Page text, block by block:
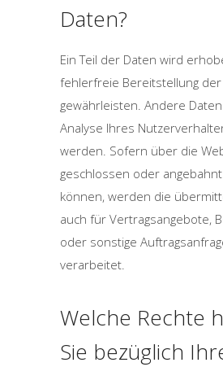
Daten?
Ein Teil der Daten wird
fehlerfreie Bereitstellung
gewährleisten. Andere
Analyse Ihres
werden. Sofern über die
geschlossen oder
können, werden die
auch für Vertragsangebote,
oder sonstige
verarbeitet.
Welche Rechte
Sie bezüglich